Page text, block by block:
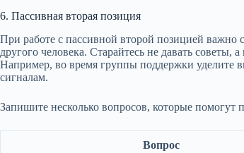
6. Пассивная вторая позиция
При работе с пассивной второй позицией важно
другого человека. Старайтесь не давать советы,
Например, во время группы поддержки уделите
сигналам.
Запишите несколько вопросов, которые помогут
Вопрос